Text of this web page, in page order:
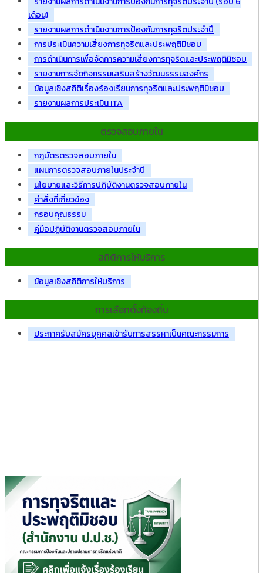
เดือน)
รายงานผลการดำเนินงานการป้องกันการทุจริตประจำปี
การประเมินความเสี่ยงการทุจริตและประพฤติมิชอบ
การดำเนินการเพื่อจัดการความเสี่ยงการทุจริตและประพฤติมิชอบ
รายงานการจัดกิจกรรมเสริมสร้างวัฒนธรรมองค์กร
ข้อมูลเชิงสถิติเรื่องร้องเรียนการทุจริตและประพฤติมิชอบ
รายงานผลการประเมิน ITA
ตรวจสอบภายใน
กฎบัตรตรวจสอบภายใน
แผนการตรวจสอบภายในประจำปี
นโยบายและวิธีการปฏิบัติงานตรวจสอบภายใน
คำสั่งที่เกี่ยวข้อง
กรอบคุณธรรม
คู่มือปฏิบัติงานตรวจสอบภายใน
สถิติการให้บริการ
ข้อมูลเชิงสถิติการให้บริการ
การเลือกตั้งท้องถิ่น
ประกาศรับสมัครบุคคลเข้ารับการสรรหาเป็นคณะกรรมการ